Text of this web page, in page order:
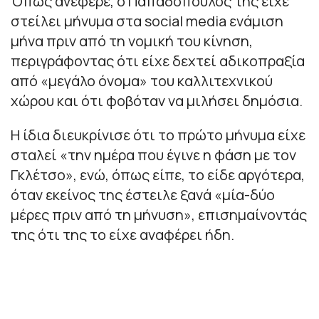
στείλει μήνυμα στα social media ενάμιση
μήνα πριν από τη νομική του κίνηση,
περιγράφοντας ότι είχε δεχτεί αδικοπραξία
από «μεγάλο όνομα» του καλλιτεχνικού
χώρου και ότι φοβόταν να μιλήσει δημόσια.
Η ίδια διευκρίνισε ότι το πρώτο μήνυμα είχε
σταλεί «την ημέρα που έγινε η φάση με τον
Γκλέτσο», ενώ, όπως είπε, το είδε αργότερα,
όταν εκείνος της έστειλε ξανά «μία-δύο
μέρες πριν από τη μήνυση», επισημαίνοντάς
της ότι της το είχε αναφέρει ήδη.